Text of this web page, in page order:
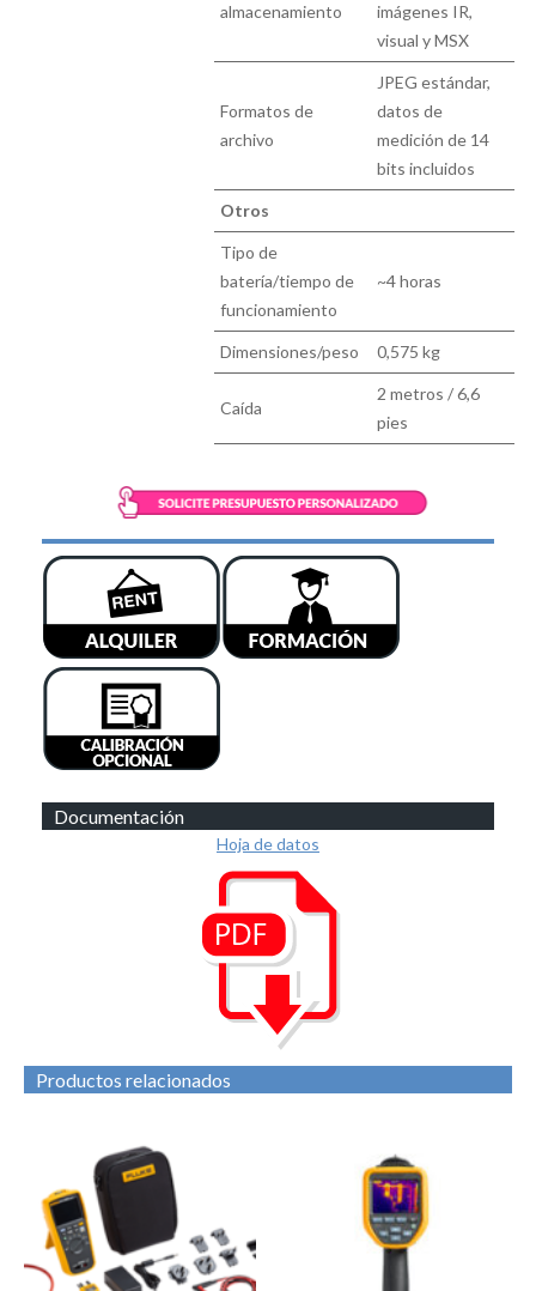
almacenamiento
imágenes IR,
visual y MSX
Formatos de
archivo
JPEG estándar,
datos de
medición de 14
bits incluidos
Otros
Tipo de
batería/tiempo de
funcionamiento
~4 horas
Dimensiones/peso 0,575 kg
Caída
2 metros / 6,6
pies
Documentación
Hoja de datos
Productos relacionados